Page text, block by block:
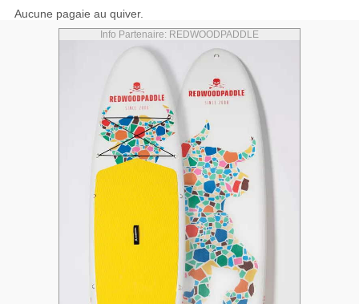
Aucune pagaie au quiver.
Info Partenaire: REDWOODPADDLE